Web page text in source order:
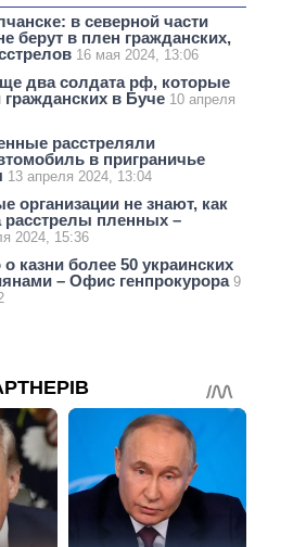
в северной части
берут в плен гражданских,
16 мая 2024, 13:06
два солдата рф, которые
гражданских в Буче 10 апреля
расстреляли
в приграничье
13 апреля 2024, 13:04
организации не знают, как
расстрелы пленных –
2024, 15:36
о казни более 50 украинских
– Офис генпрокурора 9